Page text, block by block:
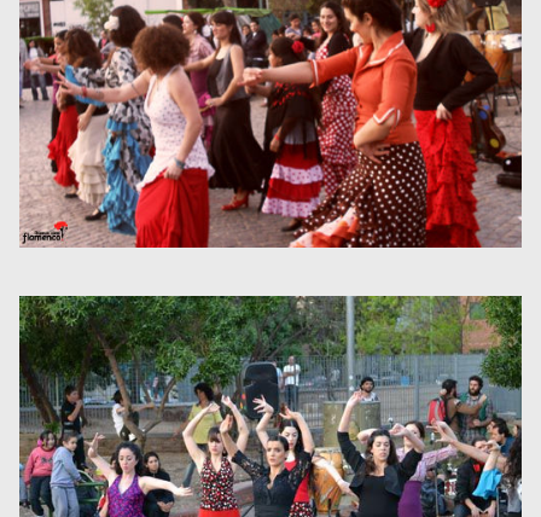
culturales
Teatros y salas
Festivales
Circuitos y rutas del
flamenco